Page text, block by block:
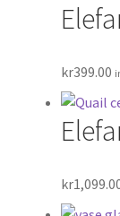
kr399.00
kr